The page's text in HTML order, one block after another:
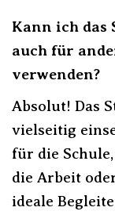
Kann ich das
auch für
verwenden?
Absolut! Das
vielseitig
für die
die Arbeit
ideale